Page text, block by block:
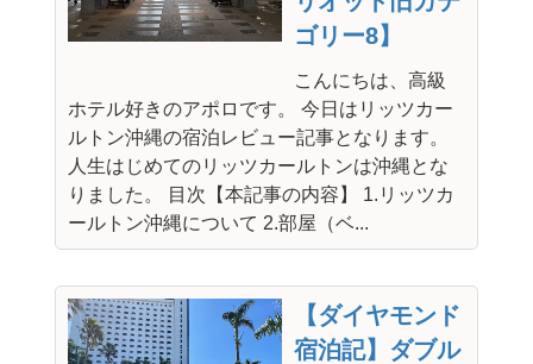
ゴリー8】
こんにちは、高級
ホテル好きのアポロです。 今日はリッツカー
ルトン沖縄の宿泊レビュー記事となります。
人生はじめてのリッツカールトンは沖縄とな
りました。 目次【本記事の内容】 1.リッツカ
ールトン沖縄について 2.部屋（ベ...
【ダイヤモンド
宿泊記】ダブル